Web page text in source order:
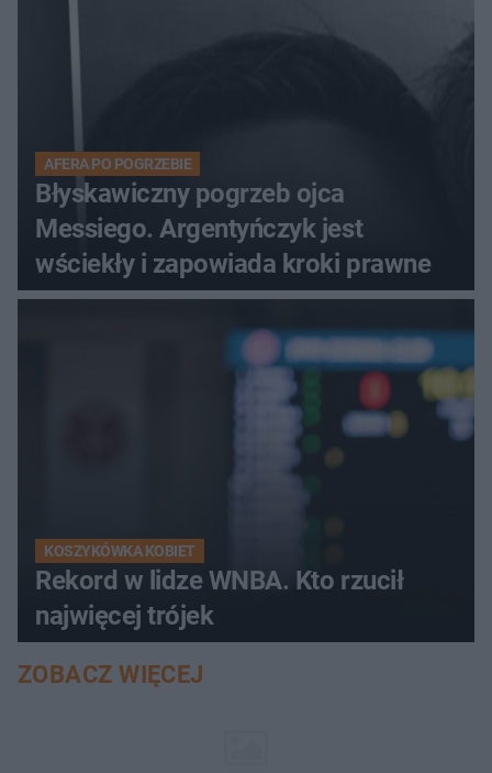
AFERA PO POGRZEBIE
Błyskawiczny pogrzeb ojca
Messiego. Argentyńczyk jest
wściekły i zapowiada kroki prawne
KOSZYKÓWKA KOBIET
Rekord w lidze WNBA. Kto rzucił
najwięcej trójek
ZOBACZ WIĘCEJ